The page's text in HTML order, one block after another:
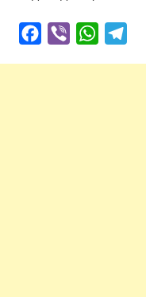
Facebook
Viber WhatsApp